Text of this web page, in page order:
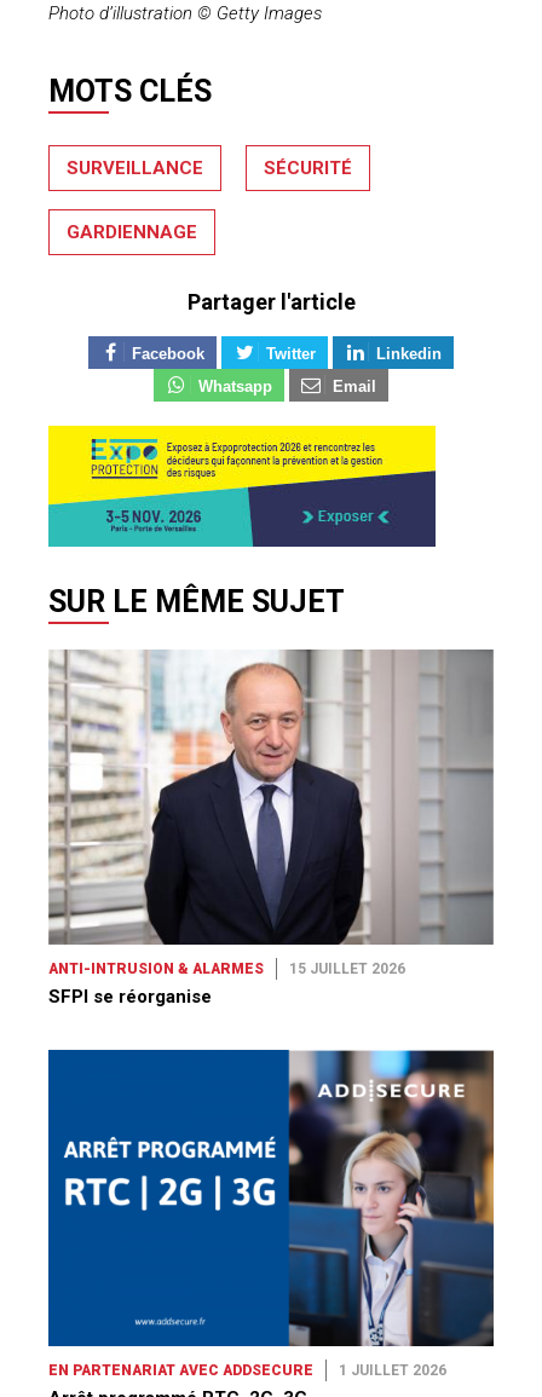
Photo d’illustration © Getty Images
MOTS CLÉS
SURVEILLANCE SÉCURITÉ
GARDIENNAGE
Partager l'article
Facebook Twitter
Linkedin
Whatsapp
Email
SUR LE MÊME SUJET
ANTI-INTRUSION & ALARMES 15 JUILLET 2026
SFPI se réorganise
EN PARTENARIAT AVEC ADDSECURE 1 JUILLET 2026